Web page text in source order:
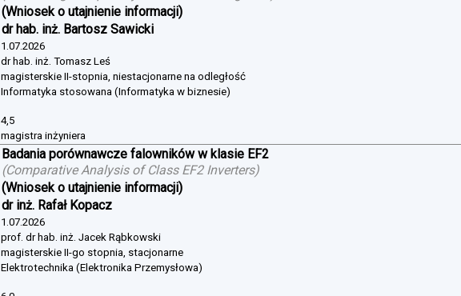
(Wniosek o utajnienie informacji)
dr hab. inż. Bartosz Sawicki
1.07.2026
dr hab. inż. Tomasz Leś
magisterskie II-stopnia, niestacjonarne na odległość
Informatyka stosowana (Informatyka w biznesie)
4,5
magistra inżyniera
Badania porównawcze falowników w klasie EF2
(Comparative Analysis of Class EF2 Inverters)
(Wniosek o utajnienie informacji)
dr inż. Rafał Kopacz
1.07.2026
prof. dr hab. inż. Jacek Rąbkowski
magisterskie II-go stopnia, stacjonarne
Elektrotechnika (Elektronika Przemysłowa)